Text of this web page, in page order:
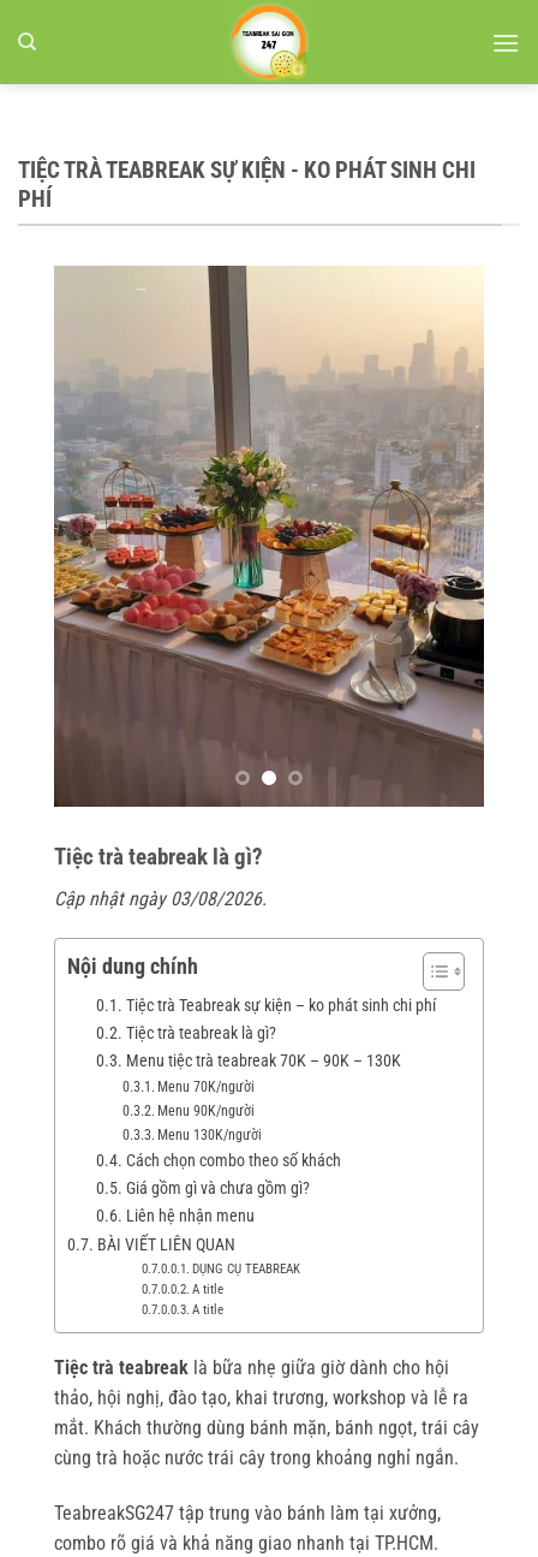
qua
TIỆC TRÀ TEABREAK SỰ KIỆN - KO PHÁT SINH CHI
PHÍ
Tiệc trà teabreak là gì?
Cập nhật ngày 03/08/2026.
Nội dung chính
Tiệc trà Teabreak sự kiện – ko phát sinh chi phí
Tiệc trà teabreak là gì?
Menu tiệc trà teabreak 70K – 90K – 130K
Menu 70K/người
Menu 90K/người
Menu 130K/người
Cách chọn combo theo số khách
Giá gồm gì và chưa gồm gì?
Liên hệ nhận menu
BÀI VIẾT LIÊN QUAN
DỤNG CỤ TEABREAK
A title
A title
Tiệc trà teabreak là bữa nhẹ giữa giờ dành cho hội
thảo, hội nghị, đào tạo, khai trương, workshop và lễ ra
mắt. Khách thường dùng bánh mặn, bánh ngọt, trái cây
cùng trà hoặc nước trái cây trong khoảng nghỉ ngắn.
TeabreakSG247 tập trung vào bánh làm tại xưởng,
combo rõ giá và khả năng giao nhanh tại TP.HCM.